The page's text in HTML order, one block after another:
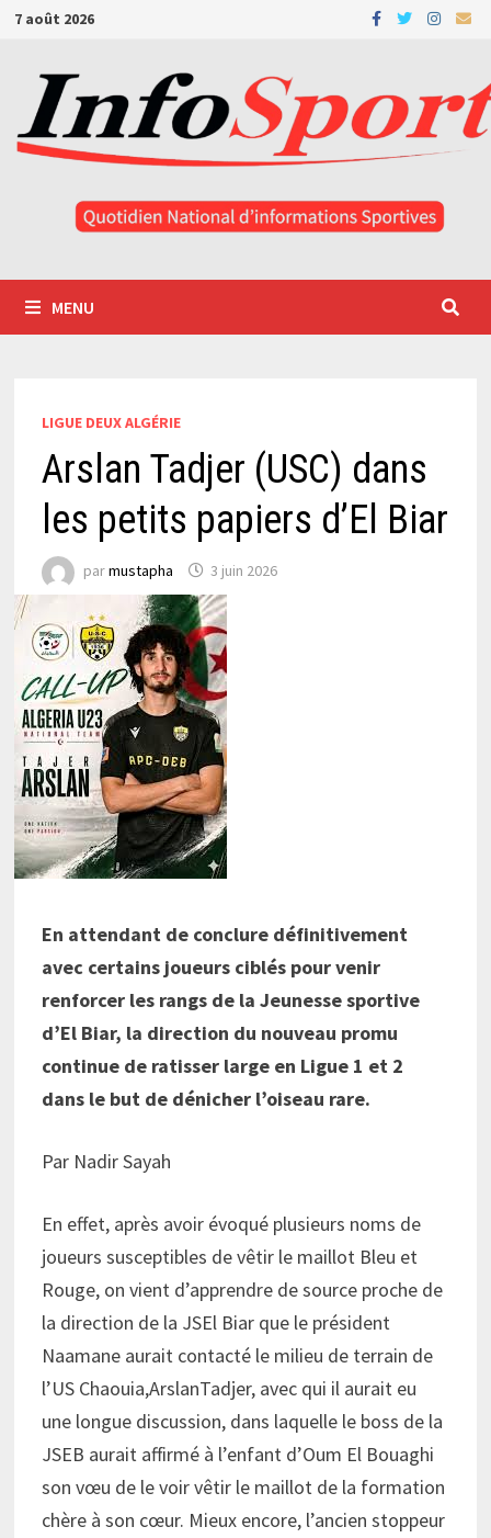
Passer
contenu
7 août 2026
MENU
LIGUE DEUX ALGÉRIE
Arslan Tadjer (USC) dans
les petits papiers d’El Biar
parmustapha 3 juin 2026
En attendant de conclure définitivement
avec certains joueurs ciblés pour venir
renforcer les rangs de la Jeunesse sportive
d’El Biar, la direction du nouveau promu
continue de ratisser large en Ligue 1 et 2
dans le but de dénicher l’oiseau rare.
Par Nadir Sayah
En effet, après avoir évoqué plusieurs noms de
joueurs susceptibles de vêtir le maillot Bleu et
Rouge, on vient d’apprendre de source proche de
la direction de la JSEl Biar que le président
Naamane aurait contacté le milieu de terrain de
l’US Chaouia,ArslanTadjer, avec qui il aurait eu
une longue discussion, dans laquelle le boss de la
JSEB aurait affirmé à l’enfant d’Oum El Bouaghi
son vœu de le voir vêtir le maillot de la formation
chère à son cœur. Mieux encore, l’ancien stoppeur